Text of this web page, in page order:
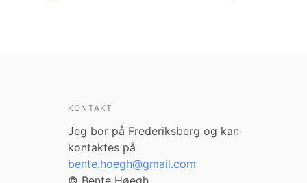
KONTAKT
Jeg bor på Frederiksberg og kan
kontaktes på
bente.hoegh@gmail.com
© Bente Høegh